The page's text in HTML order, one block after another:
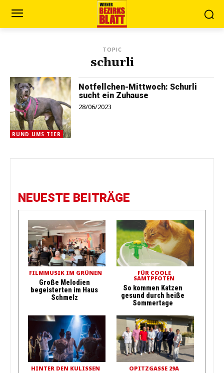
TOPIC
schurli
RUND UMS TIER
Notfellchen-Mittwoch: Schurli
sucht ein Zuhause
28/06/2023
NEUESTE BEITRÄGE
FILMMUSIK IM GRÜNEN
Große Melodien
begeisterten im Haus
Schmelz
FÜR COOLE
SAMTPFOTEN
So kommen Katzen
gesund durch heiße
Sommertage
HINTER DEN KULISSEN OPITZGASSE 29A